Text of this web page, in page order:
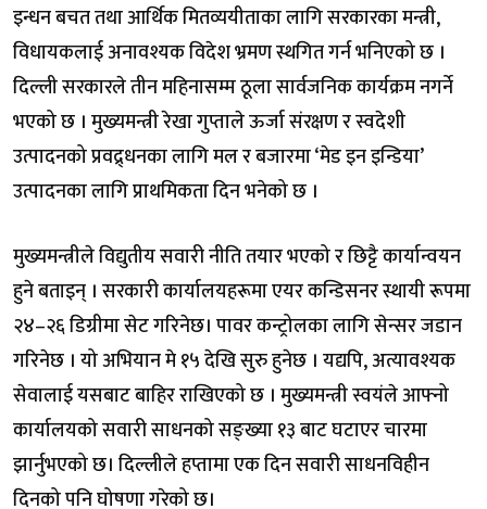
इन्धन बचत तथा आर्थिक मितव्ययीताका लागि सरकारका मन्त्री,
विधायकलाई अनावश्यक विदेश भ्रमण स्थगित गर्न भनिएको छ ।
दिल्ली सरकारले तीन महिनासम्म ठूला सार्वजनिक कार्यक्रम नगर्ने
भएको छ । मुख्यमन्त्री रेखा गुप्ताले ऊर्जा संरक्षण र स्वदेशी
उत्पादनको प्रवद्र्धनका लागि मल र बजारमा ‘मेड इन इन्डिया’
उत्पादनका लागि प्राथमिकता दिन भनेको छ ।
मुख्यमन्त्रीले विद्युतीय सवारी नीति तयार भएको र छिट्टै कार्यान्वयन
हुने बताइन् । सरकारी कार्यालयहरूमा एयर कन्डिसनर स्थायी रूपमा
२४–२६ डिग्रीमा सेट गरिनेछ। पावर कन्ट्रोलका लागि सेन्सर जडान
गरिनेछ । यो अभियान मे १५ देखि सुरु हुनेछ । यद्यपि, अत्यावश्यक
सेवालाई यसबाट बाहिर राखिएको छ । मुख्यमन्त्री स्वयंले आफ्नो
कार्यालयको सवारी साधनको सङ्ख्या १३ बाट घटाएर चारमा
झार्नुभएको छ। दिल्लीले हप्तामा एक दिन सवारी साधनविहीन
दिनको पनि घोषणा गरेको छ।